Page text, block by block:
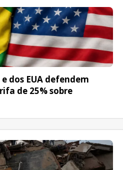
dos EUA defendem
de 25% sobre